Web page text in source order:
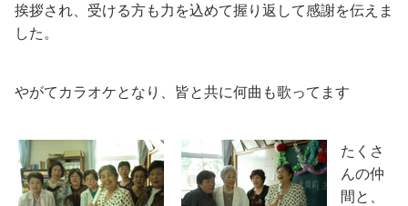
挨拶され、受ける方も力を込めて握り返して感謝を伝えま
した。
やがてカラオケとなり、皆と共に何曲も歌ってます
たくさ
んの仲
間と、